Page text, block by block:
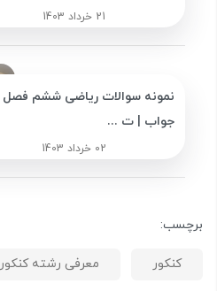
21 خرداد 1403
جواب | ت ...
02 خرداد 1403
برچسب:
کنکور معرفی رشته کنکور